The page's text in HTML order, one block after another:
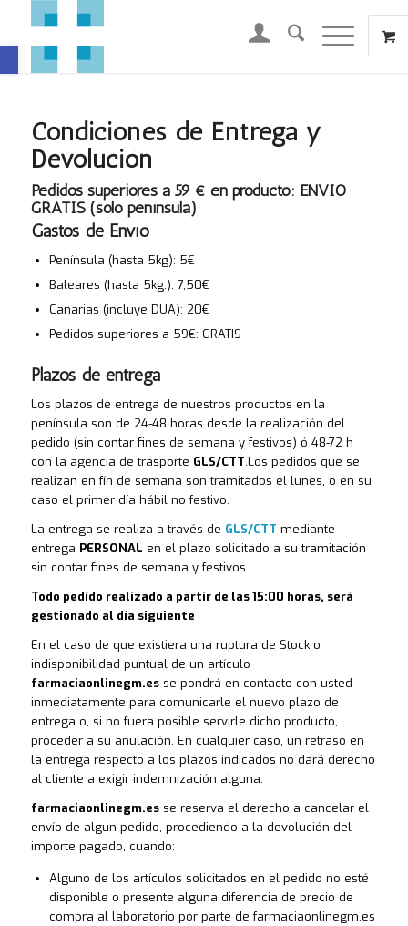
Abrir barra de herramientas
Condiciones de Entrega y
Devolución
Pedidos superiores a 59 € en producto: ENVIO
GRATIS (solo península)
Gastos de Envío
Península (hasta 5kg): 5€
Baleares (hasta 5kg.): 7,50€
Canarias (incluye DUA): 20€
Pedidos superiores a 59€: GRATIS
Plazos de entrega
Los plazos de entrega de nuestros productos en la
península son de 24-48 horas desde la realización del
pedido (sin contar fines de semana y festivos) ó 48-72 h
con la agencia de trasporte GLS/CTT.Los pedidos que se
realizan en fín de semana son tramitados el lunes, o en su
caso el primer día hábil no festivo.
La entrega se realiza a través de GLS/CTT mediante
entrega PERSONAL en el plazo solicitado a su tramitación
sin contar fines de semana y festivos.
Todo pedido realizado a partir de las 15:00 horas, será
gestionado al día siguiente
En el caso de que existiera una ruptura de Stock o
indisponibilidad puntual de un artículo
farmaciaonlinegm.esse pondrá en contacto con usted
inmediatamente para comunicarle el nuevo plazo de
entrega o, si no fuera posible servirle dicho producto,
proceder a su anulación. En cualquier caso, un retraso en
la entrega respecto a los plazos indicados no dará derecho
al cliente a exigir indemnización alguna.
farmaciaonlinegm.esse reserva el derecho a cancelar el
envío de algun pedido, procediendo a la devolución del
importe pagado, cuando:
Alguno de los artículos solicitados en el pedido no esté
disponible o presente alguna diferencia de precio de
compra al laboratorio por parte de farmaciaonlinegm.es